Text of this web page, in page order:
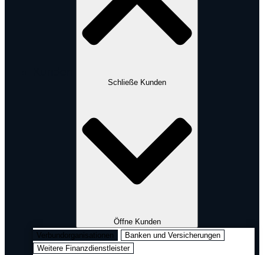
Schließe Kunden
Öffne Kunden
Verbundorganisationen
Banken und Versicherungen
Weitere Finanzdienstleister